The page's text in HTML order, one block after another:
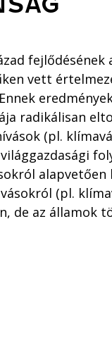
fejlődésének
vett
radikálisan
(pl.
(pl.
de az államok